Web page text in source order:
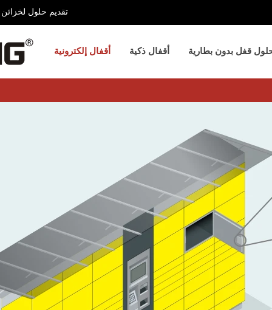
تقديم حلول لخزائن
أقفال إلكترونية أقفال ذكية قفل بدون بطارية